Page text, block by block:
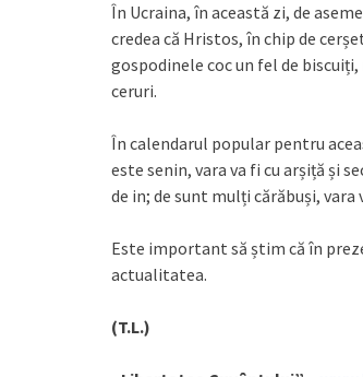
În Ucraina, în această zi, de
credea că Hristos, în chip de
gospodinele coc un fel de
ceruri.
În calendarul popular pentru
este senin, vara va fi cu arșiță și
de in; de sunt mulți cărăbuși, vara
Este important să știm că în
actualitatea.
(T.L.)